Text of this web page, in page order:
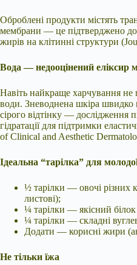
Оброблені продукти містять
мембрани — це підтверджено
жирів на клітинні структури
Вода — недооцінений еліксир
Навіть найкраще харчування не
води. Зневоднена шкіра швидко
сірого відтінку — дослідження
гідратації для підтримки
of Clinical and Aesthetic
Ідеальна “тарілка” для
½ тарілки — овочі різних
листові);
¼ тарілки — якісний
¼ тарілки — складні
Додати — корисні жири
Не тільки їжа